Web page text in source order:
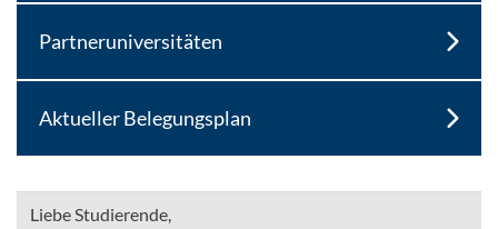
Partneruniversitäten
Aktueller Belegungsplan
Liebe Studierende,